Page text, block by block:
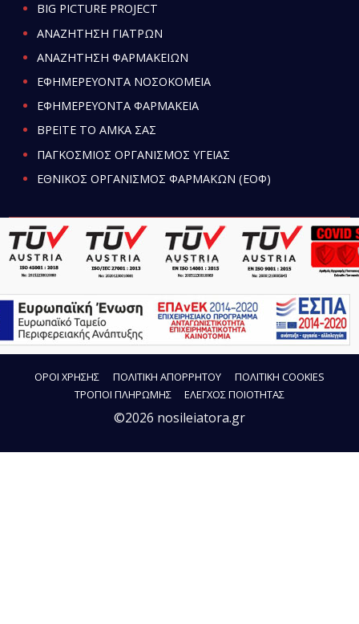
BIG PICTURE PROJECT
ΑΝΑΖΗΤΗΣΗ ΓΙΑΤΡΩΝ
ΑΝΑΖΗΤΗΣΗ ΦΑΡΜΑΚΕΙΩΝ
ΕΦΗΜΕΡΕΥΟΝΤΑ ΝΟΣΟΚΟΜΕΙΑ
ΕΦΗΜΕΡΕΥΟΝΤΑ ΦΑΡΜΑΚΕΙΑ
ΒΡΕΙΤΕ ΤΟ ΑΜΚΑ ΣΑΣ
ΠΑΓΚΟΣΜΙΟΣ ΟΡΓΑΝΙΣΜΟΣ ΥΓΕΙΑΣ
ΕΘΝΙΚΟΣ ΟΡΓΑΝΙΣΜΟΣ ΦΑΡΜΑΚΩΝ (ΕΟΦ)
ΟΡΟΙ ΧΡΗΣΗΣ ΠΟΛΙΤΙΚΗ ΑΠΟΡΡΗΤΟΥ
ΠΟΛΙΤΙΚΗ COOKIES
ΤΡΟΠΟΙ ΠΛΗΡΩΜΗΣ
ΕΛΕΓΧΟΣ ΠΟΙΟΤΗΤΑΣ
©2026 nosileiatora.gr